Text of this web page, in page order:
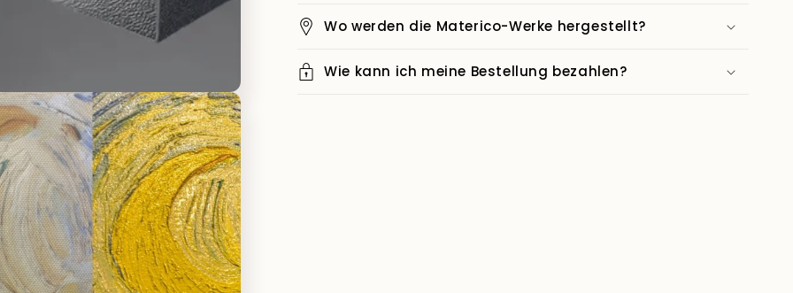
Wo werden die Materico-Werke hergestellt?
Wie kann ich meine Bestellung bezahlen?